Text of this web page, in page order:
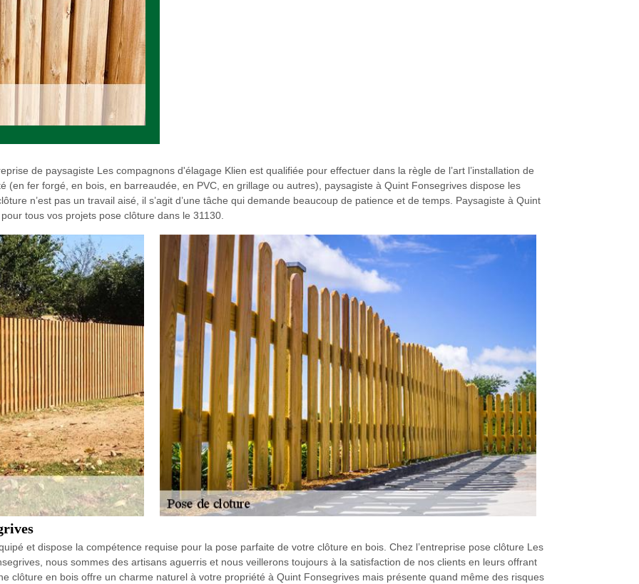
de paysagiste Les compagnons d'élagage Klien est qualifiée pour effectuer dans la règle de l’art l’installation de
(en fer forgé, en bois, en barreaudée, en PVC, en grillage ou autres), paysagiste à Quint Fonsegrives dispose les
n’est pas un travail aisé, il s’agit d’une tâche qui demande beaucoup de patience et de temps. Paysagiste à Quint
tous vos projets pose clôture dans le 31130.
et dispose la compétence requise pour la pose parfaite de votre clôture en bois. Chez l’entreprise pose clôture Les
nous sommes des artisans aguerris et nous veillerons toujours à la satisfaction de nos clients en leurs offrant
clôture en bois offre un charme naturel à votre propriété à Quint Fonsegrives mais présente quand même des risques